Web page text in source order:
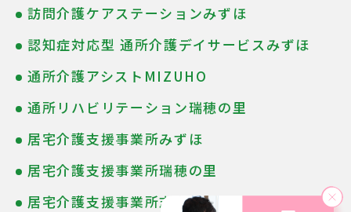
訪問介護ケアステーションみずほ
認知症対応型 通所介護デイサービスみずほ
通所介護アシストMIZUHO
通所リハビリテーション瑞穂の里
居宅介護支援事業所みずほ
居宅介護支援事業所瑞穂の里
居宅介護支援事業所志木みずほ